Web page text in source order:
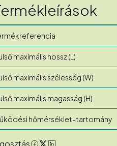
maximális hossz (L)
maximális szélesség (W)
maximális magasság (H)
hőmérséklet-tartomány